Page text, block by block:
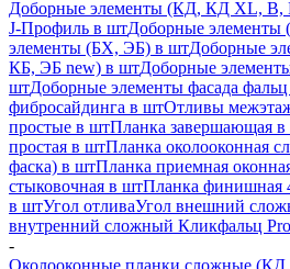
Доборные элементы (КД, КД XL, В,
J-Профиль в штДоборные элементы
элементы (БХ, ЭБ) в штДоборные
КБ, ЭБ new) в штДоборные
штДоборные элементы фасада
фибросайдинга в штОтливы
простые в штПланка завершающая
простая в штПланка околооконная
фаска) в штПланка приемная
стыковочная в штПланка финишная
в штУгол отливаУгол внешний
внутренний сложный Кликфальц Pro
-
Околооконные планки сложные